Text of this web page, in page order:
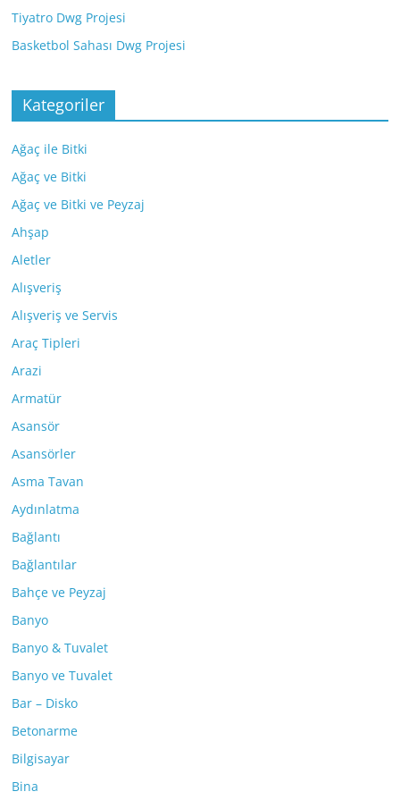
Tiyatro Dwg Projesi
Basketbol Sahası Dwg Projesi
Kategoriler
Ağaç ile Bitki
Ağaç ve Bitki
Ağaç ve Bitki ve Peyzaj
Ahşap
Aletler
Alışveriş
Alışveriş ve Servis
Araç Tipleri
Arazi
Armatür
Asansör
Asansörler
Asma Tavan
Aydınlatma
Bağlantı
Bağlantılar
Bahçe ve Peyzaj
Banyo
Banyo & Tuvalet
Banyo ve Tuvalet
Bar – Disko
Betonarme
Bilgisayar
Bina